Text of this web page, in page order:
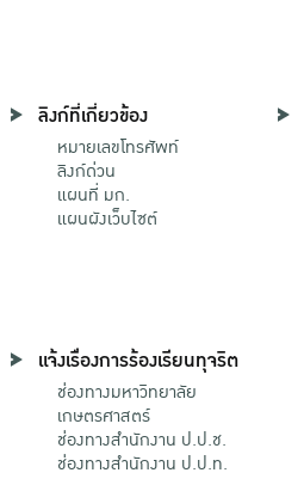
ลิงก์ที่เกี่ยวข้อง
หมายเลขโทรศัพท์
ลิงก์ด่วน
แผนที่ มก.
แผนผังเว็บไซต์
แจ้งเรื่องการร้องเรียนทุจริต
ช่องทางมหาวิทยาลัย
เกษตรศาสตร์
ช่องทางสำนักงาน ป.ป.ช.
ช่องทางสำนักงาน ป.ป.ท.